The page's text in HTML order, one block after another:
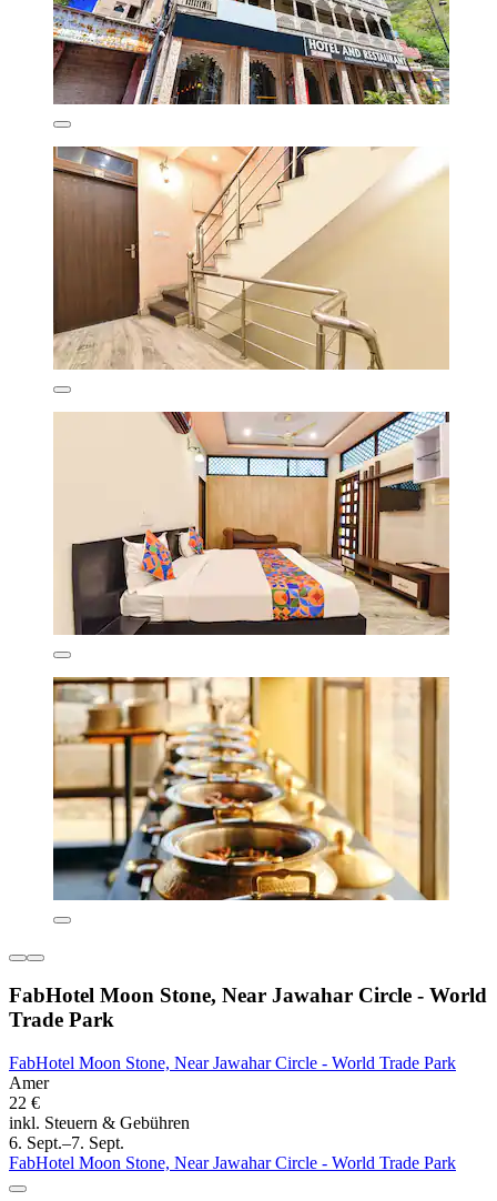
FabHotel Moon Stone, Near Jawahar Circle - World
Trade Park
FabHotel Moon Stone, Near Jawahar Circle - World Trade Park
Amer
22 €
inkl. Steuern & Gebühren
6. Sept.–7. Sept.
FabHotel Moon Stone, Near Jawahar Circle - World Trade Park